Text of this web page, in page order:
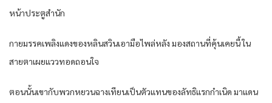
หน้า​ประตู​สำนัก​
กาย​มรรค​เพลิง​แดง​ของ​หลิน​สวิน​เอา​มือ​ไพล่หลัง​ มอง​สถานที่​คุ้นเคย​นี้​ ใน​
สายตา​เผย​แวว​ทอดถอนใจ​
ตอนนั้น​เขา​กับ​พวก​หยวน​ฉางเทียน​เป็นตัวแทน​ของ​ลัทธิ​แรก​กำเนิด​ มาแดน​